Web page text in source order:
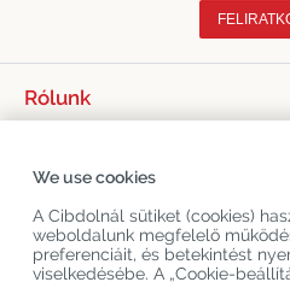
Rólunk
Vevőszolgálat
Legújabb CBD Blogok
We use cookies
A Cibdolnál sütiket (cookies)
weboldalunk megfelelő
preferenciáit, és betekintést
viselkedésébe. A „Cookie-